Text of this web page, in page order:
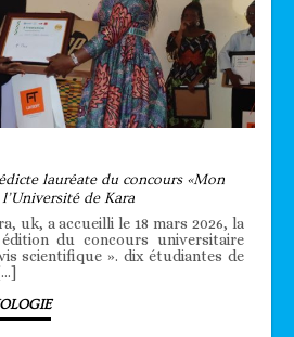
lauréate du concours «Mon
de Kara
uk, a accueilli le 18 mars 2026, la
du concours universitaire
scientifique ». dix étudiantes de